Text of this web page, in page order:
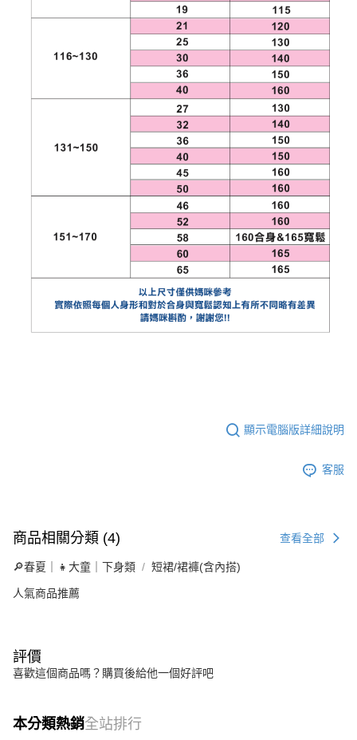
顯示電腦版詳細說明
客服
商品相關分類 (4) 查看全部
🔎春夏｜👧大童｜下身類 短裙/裙褲(含內搭)
人氣商品推薦
評價
喜歡這個商品嗎？購買後給他一個好評吧
本分類熱銷全站排行